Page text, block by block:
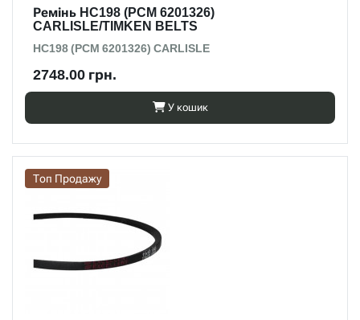
Ремінь HC198 (PCM 6201326)
CARLISLE/TIMKEN BELTS
HC198 (PCM 6201326) CARLISLE
2748.00 грн.
У кошик
Топ Продажу